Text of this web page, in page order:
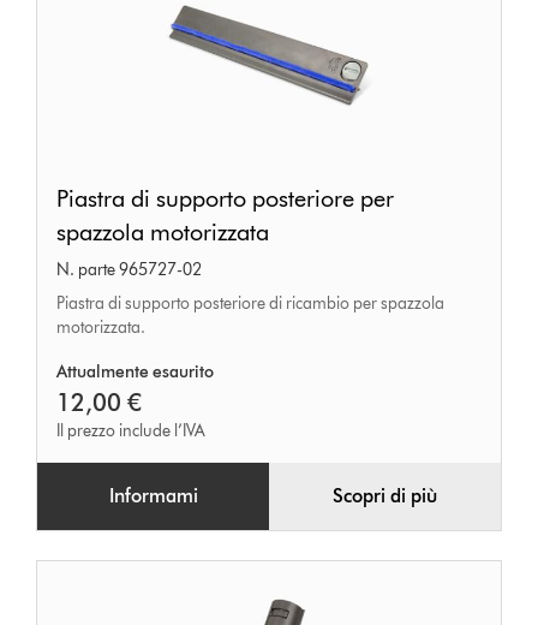
di
supporto
posteriore
per
motorizzata
Piastra di supporto posteriore per
spazzola motorizzata
N. parte 965727-02
Piastra di supporto posteriore di ricambio per spazzola
motorizzata.
Attualmente esaurito
12,00 €
Il prezzo include l’IVA
Informami Scopri di più